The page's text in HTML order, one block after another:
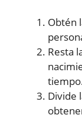
Obtén
Resta
Divide